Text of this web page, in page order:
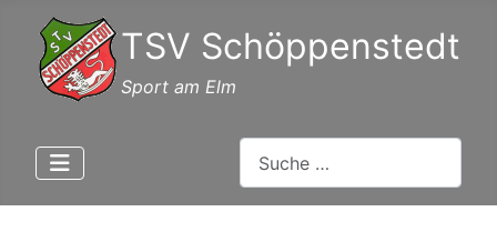
TSV Schöppenstedt
Sport am Elm